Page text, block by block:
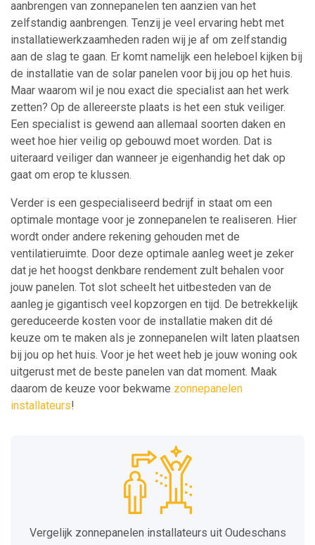
aanbrengen van zonnepanelen ten aanzien van het
zelfstandig aanbrengen. Tenzij je veel ervaring hebt met
installatiewerkzaamheden raden wij je af om zelfstandig
aan de slag te gaan. Er komt namelijk een heleboel kijken bij
de installatie van de solar panelen voor bij jou op het huis.
Maar waarom wil je nou exact die specialist aan het werk
zetten? Op de allereerste plaats is het een stuk veiliger.
Een specialist is gewend aan allemaal soorten daken en
weet hoe hier veilig op gebouwd moet worden. Dat is
uiteraard veiliger dan wanneer je eigenhandig het dak op
gaat om erop te klussen.
Verder is een gespecialiseerd bedrijf in staat om een
optimale montage voor je zonnepanelen te realiseren. Hier
wordt onder andere rekening gehouden met de
ventilatieruimte. Door deze optimale aanleg weet je zeker
dat je het hoogst denkbare rendement zult behalen voor
jouw panelen. Tot slot scheelt het uitbesteden van de
aanleg je gigantisch veel kopzorgen en tijd. De betrekkelijk
gereduceerde kosten voor de installatie maken dit dé
keuze om te maken als je zonnepanelen wilt laten plaatsen
bij jou op het huis. Voor je het weet heb je jouw woning ook
uitgerust met de beste panelen van dat moment. Maak
daarom de keuze voor bekwame zonnepanelen
installateurs!
Vergelijk zonnepanelen installateurs uit Oudeschans